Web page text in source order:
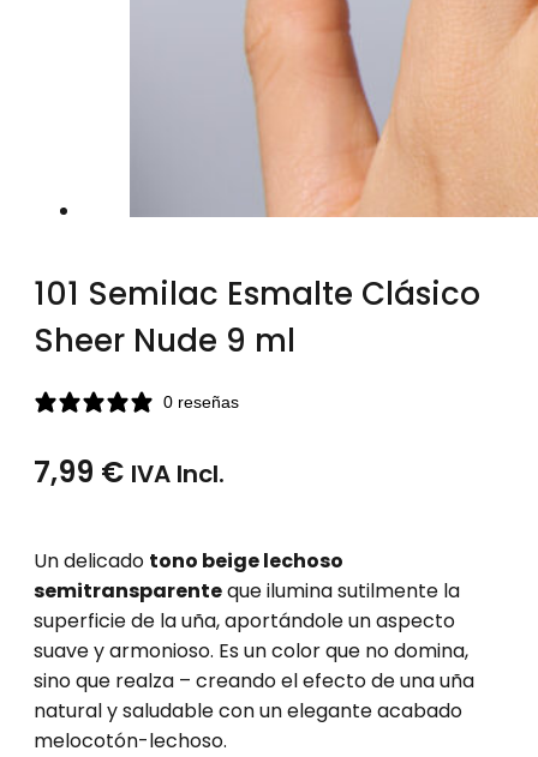
101 Semilac Esmalte Clásico
Sheer Nude 9 ml
0 reseñas
7,99 € IVA Incl.
Un delicado tono beige lechoso
semitransparenteque ilumina sutilmente la
superficie de la uña, aportándole un aspecto
suave y armonioso. Es un color que no domina,
sino que realza – creando el efecto de una uña
natural y saludable con un elegante acabado
melocotón-lechoso.